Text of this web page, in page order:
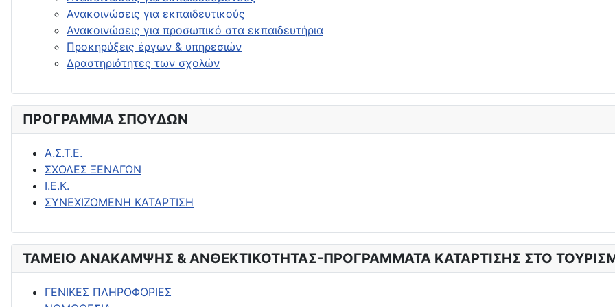
Ανακοινώσεις για εκπαιδευτικούς
Ανακοινώσεις για προσωπικό στα εκπαιδευτήρια
Προκηρύξεις έργων & υπηρεσιών
Δραστηριότητες των σχολών
ΠΡΟΓΡΑΜΜΑ ΣΠΟΥΔΩΝ
Α.Σ.Τ.Ε.
ΣΧΟΛΕΣ ΞΕΝΑΓΩΝ
Ι.Ε.Κ.
ΣΥΝΕΧΙΖΟΜΕΝΗ ΚΑΤΑΡΤΙΣΗ
ΤΑΜΕΙΟ ΑΝΑΚΑΜΨΗΣ & ΑΝΘΕΚΤΙΚΟΤΗΤΑΣ-ΠΡΟΓΡΑΜΜΑΤΑ ΚΑΤΑΡΤΙΣΗΣ ΣΤΟ
ΓΕΝΙΚΕΣ ΠΛΗΡΟΦΟΡΙΕΣ